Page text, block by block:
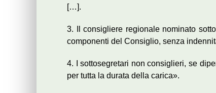
[…].
3. Il consigliere regionale nominato
componenti del Consiglio, senza
4. I sottosegretari non consiglieri, se
per tutta la durata della carica».